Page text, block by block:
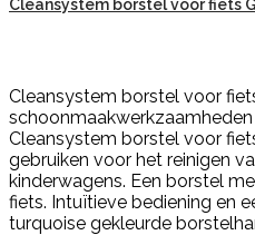
Cleansystem borstel voor fiets
Cleansystem borstel voor
Cleansystem borstel voor
gebruiken voor het reinigen
kinderwagens. Een borstel
fiets. Intuïtieve bediening en
turquoise gekleurde